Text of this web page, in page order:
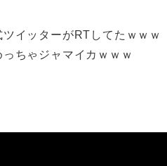
イッターがRTしてたｗｗｗ
ちゃジャマイカｗｗｗ